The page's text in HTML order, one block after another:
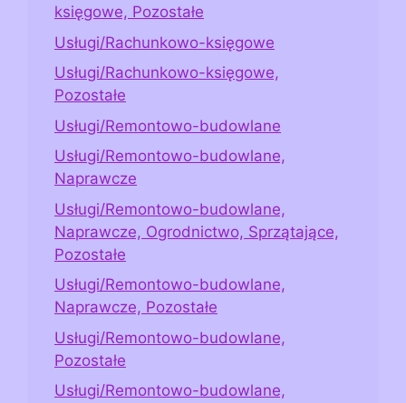
księgowe, Pozostałe
Usługi/Rachunkowo-księgowe
Usługi/Rachunkowo-księgowe,
Pozostałe
Usługi/Remontowo-budowlane
Usługi/Remontowo-budowlane,
Naprawcze
Usługi/Remontowo-budowlane,
Naprawcze, Ogrodnictwo, Sprzątające,
Pozostałe
Usługi/Remontowo-budowlane,
Naprawcze, Pozostałe
Usługi/Remontowo-budowlane,
Pozostałe
Usługi/Remontowo-budowlane,